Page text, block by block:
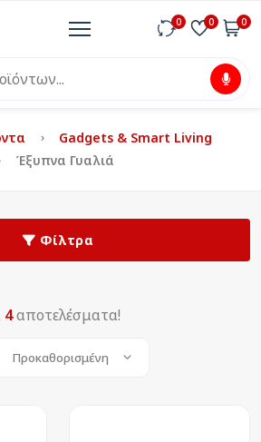
0 0 0
Gadgets & Smart Living
Έξυπνα Γυαλιά
Φίλτρα
4αποτελέσματα!
Προκαθορισμένη